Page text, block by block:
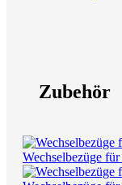
Zubehör
Wechselbezüge